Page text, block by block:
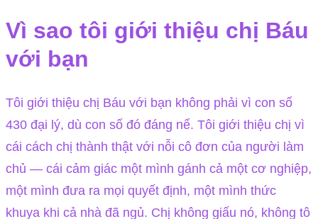
Vì sao tôi giới thiệu chị Báu
với bạn
Tôi giới thiệu chị Báu với bạn không phải vì con số
430 đại lý, dù con số đó đáng nể. Tôi giới thiệu chị vì
cái cách chị thành thật với nỗi cô đơn của người làm
chủ — cái cảm giác một mình gánh cả một cơ nghiệp,
một mình đưa ra mọi quyết định, một mình thức
khuya khi cả nhà đã ngủ. Chị không giấu nó, không tô